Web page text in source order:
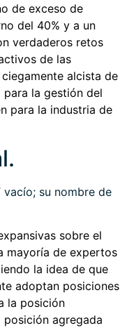
de exceso de
del 40% y a un
verdaderos retos
de las
alcista de
la gestión del
para la industria de
sobre el
mayoría de expertos
la idea de que
adoptan posiciones
la posición
posición agregada